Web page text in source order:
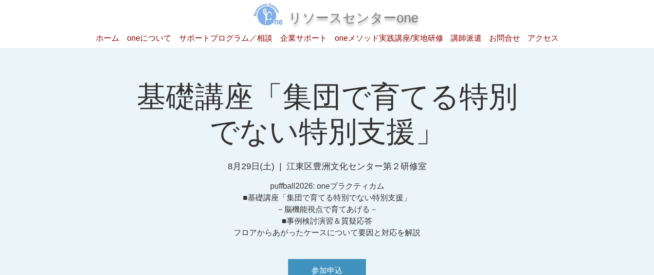
​リソースセンターone
ホーム oneについて サポートプログラム／相談 企業サポート oneメソッド実践講座/実地研修 講師派遣 お問合せ アクセス
基礎講座「集団で育てる特別
でない特別支援」
8月29日(土) 江東区豊洲文化センター第２研修室
puffball2026: oneプラクティカム
■基礎講座「集団で育てる特別でない特別支援」
－脳機能視点で育てあげる－
■事例検討演習＆質疑応答
フロアからあがったケースについて要因と対応を解説
参加申込